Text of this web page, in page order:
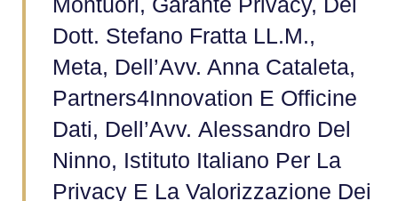
Dott. Stefano Fratta LL.M.,
Meta, Dell’Avv. Anna Cataleta,
Partners4Innovation E Officine
Dati, Dell’Avv. Alessandro Del
Ninno, Istituto Italiano Per La
Privacy E La Valorizzazione Dei